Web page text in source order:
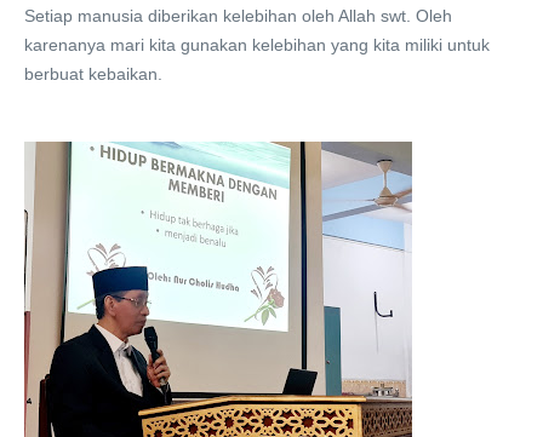
Setiap manusia diberikan kelebihan oleh Allah swt. Oleh
karenanya mari kita gunakan kelebihan yang kita miliki untuk
berbuat kebaikan.